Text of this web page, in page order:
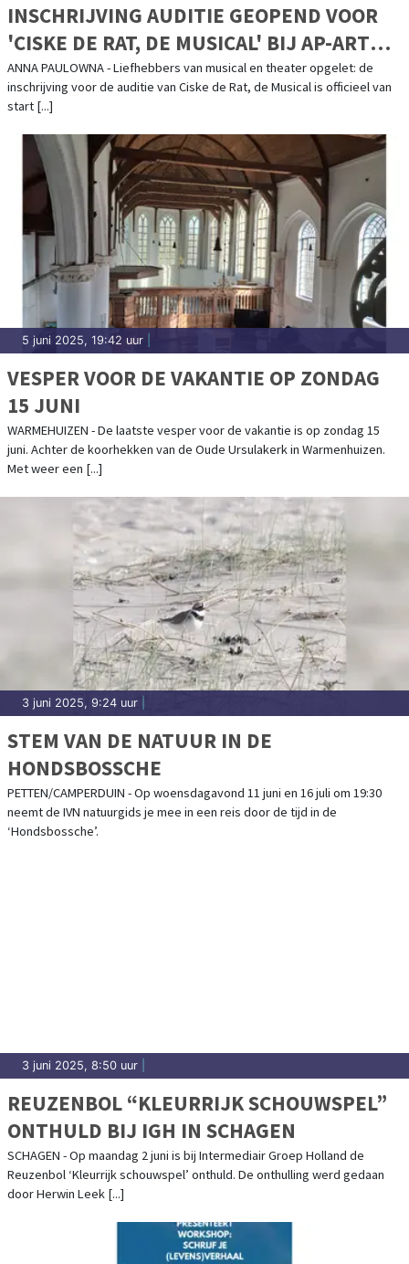
INSCHRIJVING AUDITIE GEOPEND VOOR
'CISKE DE RAT, DE MUSICAL' BIJ AP-ART
MUSICALS
ANNA PAULOWNA - Liefhebbers van musical en theater opgelet: de
inschrijving voor de auditie van Ciske de Rat, de Musical is officieel van
start [...]
5 juni 2025, 19:42 uur
VESPER VOOR DE VAKANTIE OP ZONDAG
15 JUNI
WARMEHUIZEN - De laatste vesper voor de vakantie is op zondag 15
juni. Achter de koorhekken van de Oude Ursulakerk in Warmenhuizen.
Met weer een [...]
3 juni 2025, 9:24 uur
STEM VAN DE NATUUR IN DE
HONDSBOSSCHE
PETTEN/CAMPERDUIN - Op woensdagavond 11 juni en 16 juli om 19:30
neemt de IVN natuurgids je mee in een reis door de tijd in de
‘Hondsbossche’.
3 juni 2025, 8:50 uur
REUZENBOL “KLEURRIJK SCHOUWSPEL”
ONTHULD BIJ IGH IN SCHAGEN
SCHAGEN - Op maandag 2 juni is bij Intermediair Groep Holland de
Reuzenbol ‘Kleurrijk schouwspel’ onthuld. De onthulling werd gedaan
door Herwin Leek [...]